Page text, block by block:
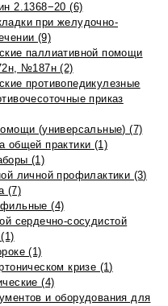
2.1368−20 (6)
при желудочно-
(9)
паллиативной помощи
№187н (2)
противопедикулезные
приказ
(универсальные) (7)
общей практики (1)
(1)
личной профилактики (3)
(7)
(4)
сердечно-сосудистой
(1)
кризе (1)
(4)
и оборудования для